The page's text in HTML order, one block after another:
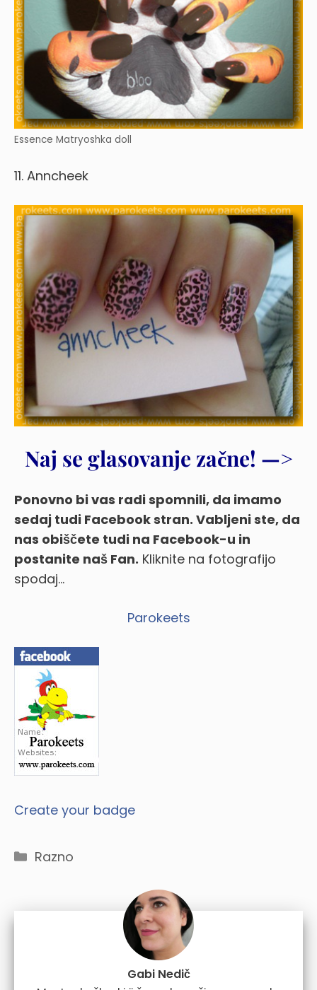
Essence Matryoshka doll
11. Anncheek
Naj se glasovanje začne! —>
Ponovno bi vas radi spomnili, da imamo
sedaj tudi Facebook stran. Vabljeni ste, da
nas obiščete tudi na Facebook-u in
postanite naš Fan. Kliknite na fotografijo
spodaj…
Parokeets
Create your badge
Categories
Razno
Gabi Nedič